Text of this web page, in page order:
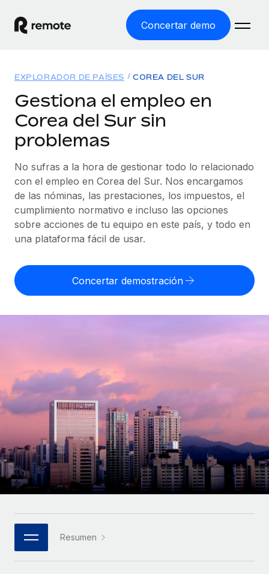
Concertar demo
EMPLEO GLOBAL
Nómina global
legalidad.
Employer of Record
Expándete en todo el mundo sin gastar en entidades.
Contractor of Record
cumpliendo la normativa.
Contractor Management
INFRAESTRUCTURA
Conexión Remote
Integra los RR. HH. en tus flujos de trabajo sin
complicaciones.
Plataforma
Funciones esenciales de RR. HH. integradas para tu
equipo.
mediante nuestro MCP.
Integraciones
Soluciones
Explorador de países
Consulta el soporte del empleo global según el país.
Explorador estatal de EE. UU.
Simplifica la contratación en todos los estados de EE.
UU.
Comparador de Remote
Compáranos con otras empresas.
ETAPAS DE CRECIMIENTO
Soluciones ágiles de RR. HH. globales y nóminas para
empresas en crecimiento.
Mediana empresa
Amplía tu equipo con soluciones de RR. HH.
personalizadas.
Empresa
RR. HH. globales para grandes empresas.
ASOCIARSE
Socios tecnológicos estratégicos
Recursos
HERRAMIENTAS Y CALCULADORAS
Calculadora del riesgo de clasificación errónea
Consulta el riesgo de clasificación errónea por país.
Calculadora del coste por empleado
cualquier país.
Guías y recursos
Casos prácticos
Glosario de RR. HH.
Listas de verificación y plantillas
Biblioteca de descripciones de puestos
Eventos
Sala de prensa
Precios
Español
English
Nederlands
Español
Italiano
Português (Portugal)
日本語
한국어
中文（简体）
Iniciar sesión
EXPLORADOR DE PAÍSES COREA DEL SUR
Gestiona el empleo en
Corea del Sur sin
problemas
No sufras a la hora de gestionar todo lo relacionado
con el empleo en Corea del Sur. Nos encargamos
de las nóminas, las prestaciones, los impuestos, el
cumplimiento normativo e incluso las opciones
sobre acciones de tu equipo en este país, y todo en
una plataforma fácil de usar.
Concertar demostración
Resumen